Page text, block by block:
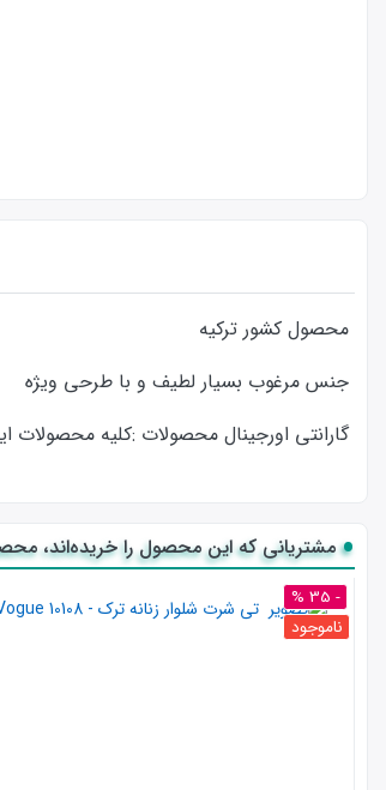
محصول کشور ترکیه
جنس مرغوب بسیار لطیف و با طرحی ویژه
گارانتی اورجینال محصولات :كليه محصولات
مشتریانی که این محصول را خریده‌اند،
- 35 %
ناموجود